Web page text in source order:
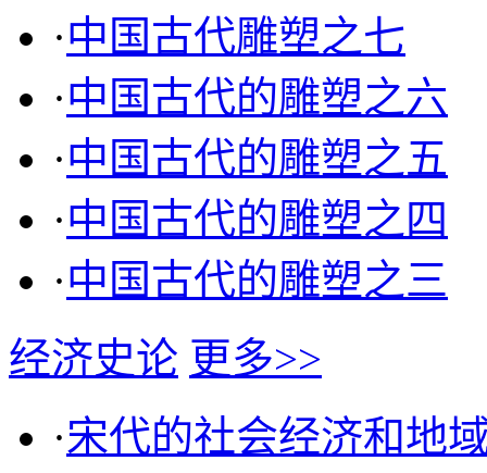
·中国古代雕塑之七
·中国古代的雕塑之六
·中国古代的雕塑之五
·中国古代的雕塑之四
·中国古代的雕塑之三
经济史论 更多>>
·宋代的社会经济和地